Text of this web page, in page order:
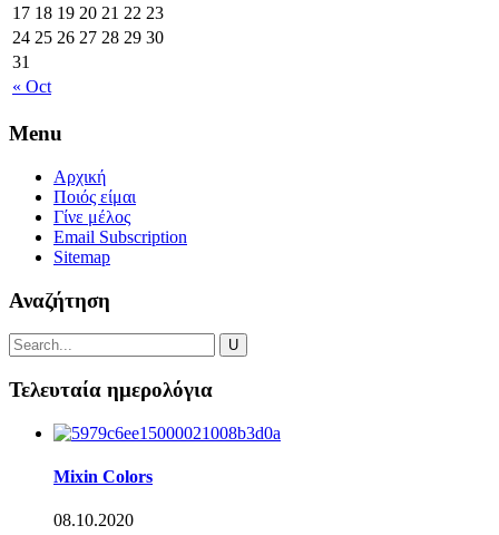
« Oct
17 18 19 20 21 22 23
24 25 26 27 28 29 30
31
Menu
Αρχική
Ποιός είμαι
Γίνε μέλος
Email Subscription
Sitemap
Αναζήτηση
Τελευταία ημερολόγια
Mixin Colors
08.10.2020